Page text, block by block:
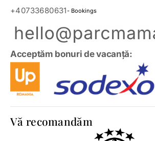
+40733680631- Bookings
Acceptăm bonuri de vacanță:
Vă recomandăm